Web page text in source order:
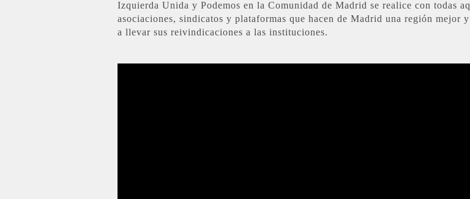
Izquierda Unida y Podemos en la Comunidad de Madrid se realice con todas
asociaciones, sindicatos y plataformas que hacen de Madrid una región mejor
a llevar sus reivindicaciones a las instituciones.